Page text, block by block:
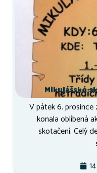
Mikulášské
V pátek 6. prosince
konala oblíbená
skotačení. Celý